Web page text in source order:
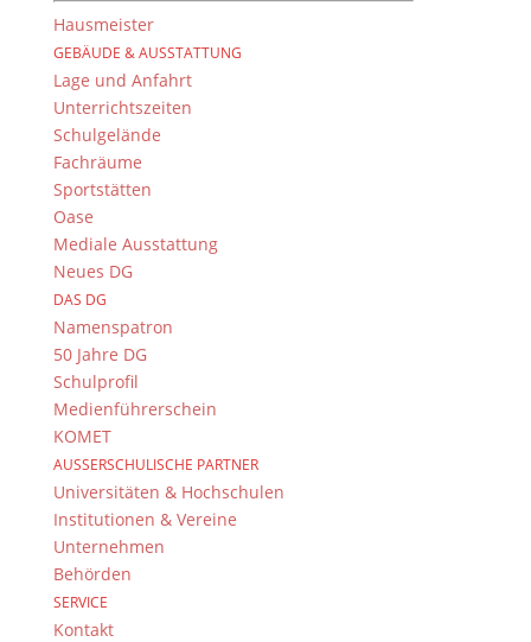
Hausmeister
GEBÄUDE & AUSSTATTUNG
Lage und Anfahrt
Unterrichtszeiten
Schulgelände
Fachräume
Sportstätten
Oase
Mediale Ausstattung
Neues DG
DAS DG
Namenspatron
50 Jahre DG
Schulprofil
Medienführerschein
KOMET
AUSSERSCHULISCHE PARTNER
Universitäten & Hochschulen
Institutionen & Vereine
Unternehmen
Behörden
SERVICE
Kontakt
Waren Sie schon einmal am Dientzenhofer-
Gymnasium? Nein? Na, dann folgen Sie doch einfach
den Schülerinnen und Schülern der Klasse 6c, die
eine virtuelle englische Schulhausführung erstellt
haben, und schauen sich um.